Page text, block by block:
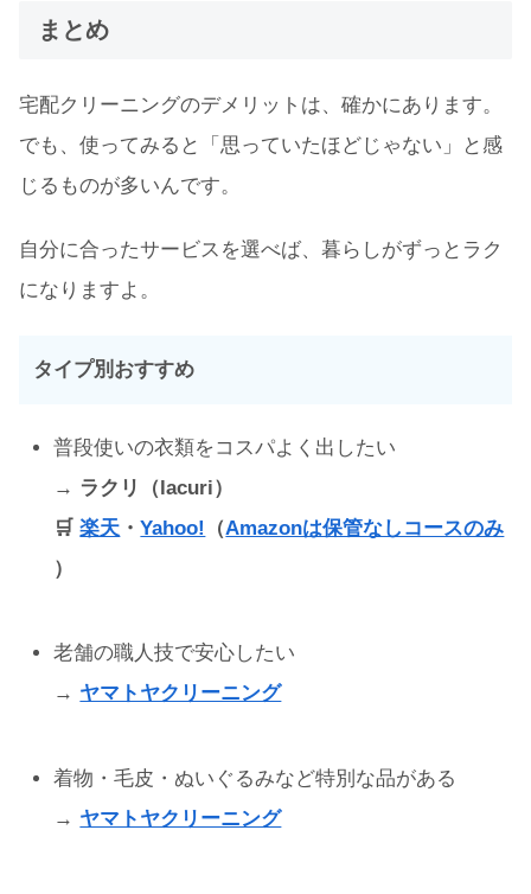
まとめ
宅配クリーニングのデメリットは、確かにあります。
でも、使ってみると「思っていたほどじゃない」と感
じるものが多いんです。
自分に合ったサービスを選べば、暮らしがずっとラク
になりますよ。
タイプ別おすすめ
普段使いの衣類をコスパよく出したい
→ ラクリ（lacuri）
🛒楽天 ・Yahoo! （Amazonは保管なしコースのみ
）
老舗の職人技で安心したい
→ ヤマトヤクリーニング
着物・毛皮・ぬいぐるみなど特別な品がある
→ ヤマトヤクリーニング